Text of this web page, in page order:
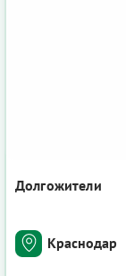
Долгожители
Краснодар